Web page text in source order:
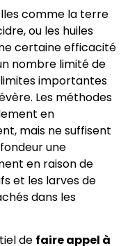
comme la terre
ou les huiles
certaine efficacité
nombre limité de
importantes
Les méthodes
en
mais ne suffisent
une
en raison de
et les larves de
dans les
de faire appel à